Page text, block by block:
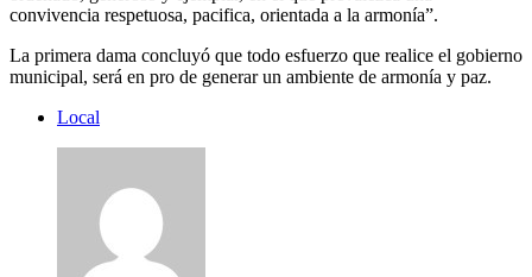
convivencia respetuosa, pacifica, orientada a la armonía”.
La primera dama concluyó que todo esfuerzo que realice el gobierno
municipal, será en pro de generar un ambiente de armonía y paz.
Local